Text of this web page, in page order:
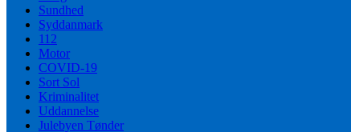
Sundhed
Syddanmark
112
Motor
COVID-19
Sort Sol
Kriminalitet
Uddannelse
Julebyen Tønder